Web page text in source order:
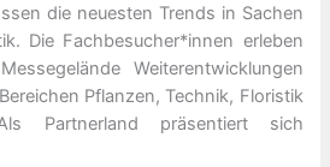
die neuesten Trends in Sachen
Die Fachbesucher*innen erleben
Weiterentwicklungen
Pflanzen, Technik, Floristik
Partnerland präsentiert sich